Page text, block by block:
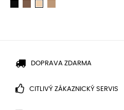
DOPRAVA ZDARMA
CITLIVÝ ZÁKAZNICKÝ SERVIS